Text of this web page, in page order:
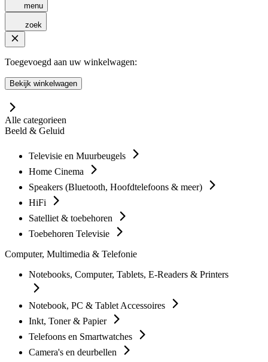
menu
zoek
Toegevoegd aan uw winkelwagen:
Bekijk winkelwagen
Alle categorieen
Beeld & Geluid
Televisie en Muurbeugels
Home Cinema
Speakers (Bluetooth, Hoofdtelefoons & meer)
HiFi
Satelliet & toebehoren
Toebehoren Televisie
Computer, Multimedia & Telefonie
Notebooks, Computer, Tablets, E-Readers & Printers
Notebook, PC & Tablet Accessoires
Inkt, Toner & Papier
Telefoons en Smartwatches
Camera's en deurbellen